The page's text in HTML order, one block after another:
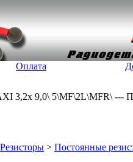
Оплата
3,2x 9,0\ 5\MF\2L\MFR\ ---
Резисторы > Постоянные